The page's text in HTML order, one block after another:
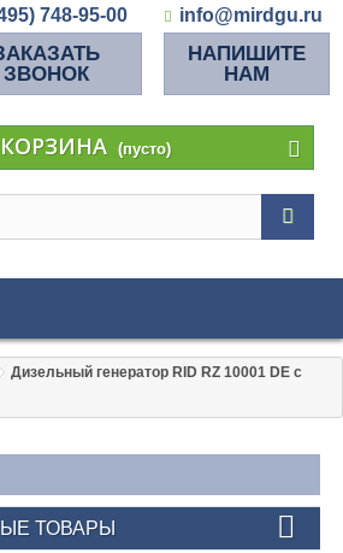
748-95-00 info@mirdgu.ru
ЗВОНОК
НАПИШИТЕ
НАМ
КОРЗИНА (пусто)
Дизельный генератор RID RZ 10001 DE с
ТОВАРЫ